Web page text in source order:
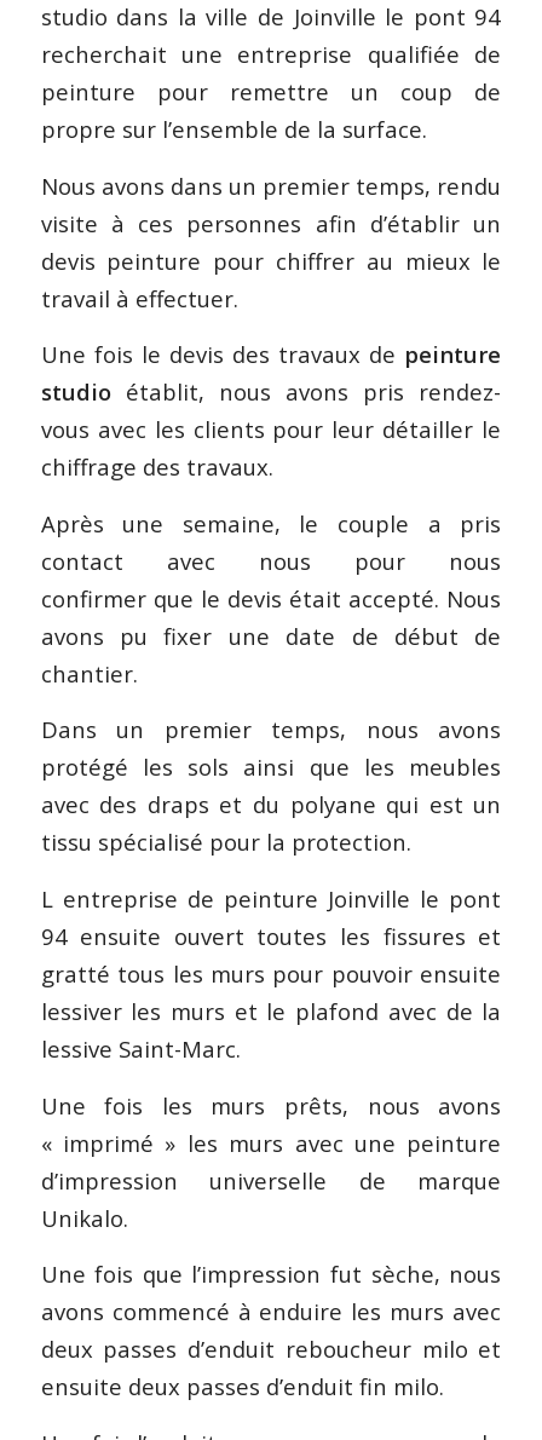
studio dans la ville de Joinville le pont 94
recherchait une entreprise qualifiée de
peinture pour remettre un coup de
propre sur l’ensemble de la surface.
Nous avons dans un premier temps, rendu
visite à ces personnes afin d’établir un
devis peinture pour chiffrer au mieux le
travail à effectuer.
Une fois le devis des travaux de peinture
studioétablit, nous avons pris rendez-
vous avec les clients pour leur détailler le
chiffrage des travaux.
Après une semaine, le couple a pris
contact avec nous pour nous
confirmer que le devis était accepté. Nous
avons pu fixer une date de début de
chantier.
Dans un premier temps, nous avons
protégé les sols ainsi que les meubles
avec des draps et du polyane qui est un
tissu spécialisé pour la protection.
L entreprise de peinture Joinville le pont
94 ensuite ouvert toutes les fissures et
gratté tous les murs pour pouvoir ensuite
lessiver les murs et le plafond avec de la
lessive Saint-Marc.
Une fois les murs prêts, nous avons
« imprimé » les murs avec une peinture
d’impression universelle de marque
Unikalo.
Une fois que l’impression fut sèche, nous
avons commencé à enduire les murs avec
deux passes d’enduit reboucheur milo et
ensuite deux passes d’enduit fin milo.